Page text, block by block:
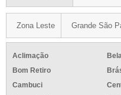
Zona Leste Grande São
Aclimação
Bom Retiro
Cambuci